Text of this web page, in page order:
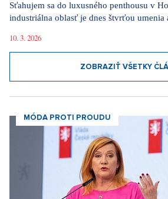
Sťahujem sa do luxusného penthousu v
industriálna oblasť je dnes štvrťou umenia
10. 3. 2026
ZOBRAZIŤ VŠETKY
MÓDA PROTI PROUDU